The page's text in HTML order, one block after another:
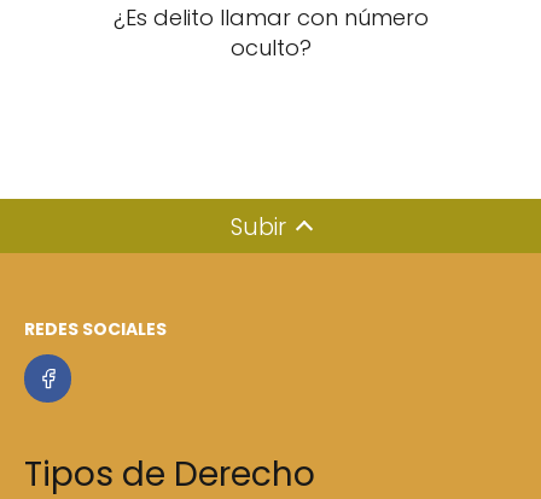
¿Es delito llamar con número
oculto?
Subir
REDES SOCIALES
Tipos de Derecho